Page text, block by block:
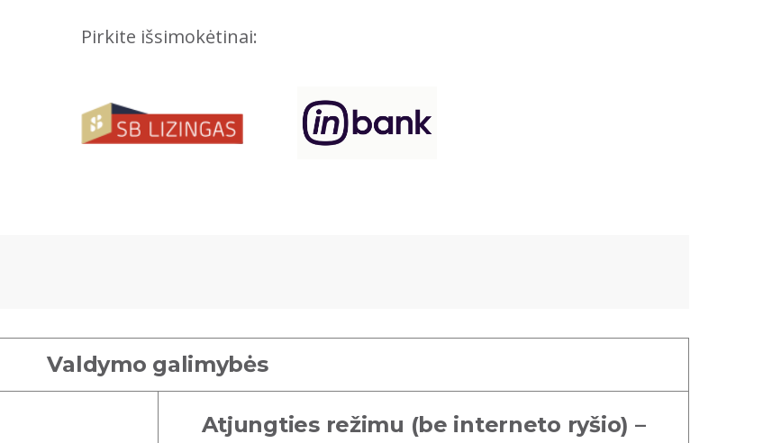
Pirkite išsimokėtinai:
Valdymo galimybės
Atjungties režimu (be interneto ryšio) –